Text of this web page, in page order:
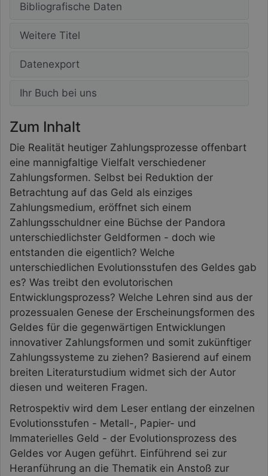
Bibliografische Daten
Weitere Titel
Datenexport
Ihr Buch bei uns
Zum Inhalt
Die Realität heutiger Zahlungsprozesse offenbart
eine mannigfaltige Vielfalt verschiedener
Zahlungsformen. Selbst bei Reduktion der
Betrachtung auf das Geld als einziges
Zahlungsmedium, eröffnet sich einem
Zahlungsschuldner eine Büchse der Pandora
unterschiedlichster Geldformen - doch wie
entstanden die eigentlich? Welche
unterschiedlichen Evolutionsstufen des Geldes gab
es? Was treibt den evolutorischen
Entwicklungsprozess? Welche Lehren sind aus der
prozessualen Genese der Erscheinungsformen des
Geldes für die gegenwärtigen Entwicklungen
innovativer Zahlungsformen und somit zukünftiger
Zahlungssysteme zu ziehen? Basierend auf einem
breiten Literaturstudium widmet sich der Autor
diesen und weiteren Fragen.
Retrospektiv wird dem Leser entlang der einzelnen
Evolutionsstufen - Metall-, Papier- und
Immaterielles Geld - der Evolutionsprozess des
Geldes vor Augen geführt. Einführend sei zur
Heranführung an die Thematik ein Anstoß zur